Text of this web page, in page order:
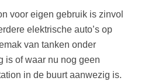
voor eigen gebruik is zinvol
elektrische auto’s op
van tanken onder
is of waar nu nog geen
in de buurt aanwezig is.